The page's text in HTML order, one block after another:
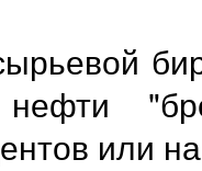
нефти
или